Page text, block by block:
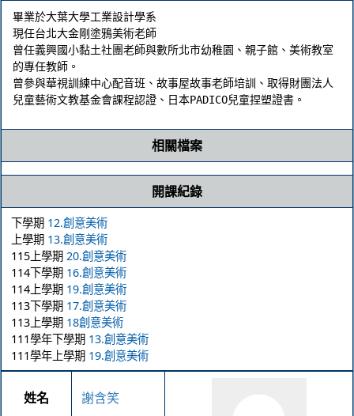
畢業於大葉大學工業設計學系
現任台北大金剛塗鴉美術老師
曾任義興國小黏土社團老師與數所北市幼稚園、親子館、美術教室
的專任教師。
曾參與華視訓練中心配音班、故事屋故事老師培訓、取得財團法人
相關檔案
開課紀錄
下學期 12.創意美術
上學期 13.創意美術
115上學期 20.創意美術
114下學期 16.創意美術
114上學期 19.創意美術
113下學期 17.創意美術
113上學期 18創意美術
111學年下學期 13.創意美術
111學年上學期 19.創意美術
姓名 謝含笑